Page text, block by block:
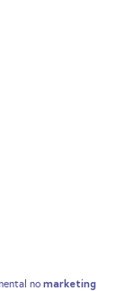
no marketing